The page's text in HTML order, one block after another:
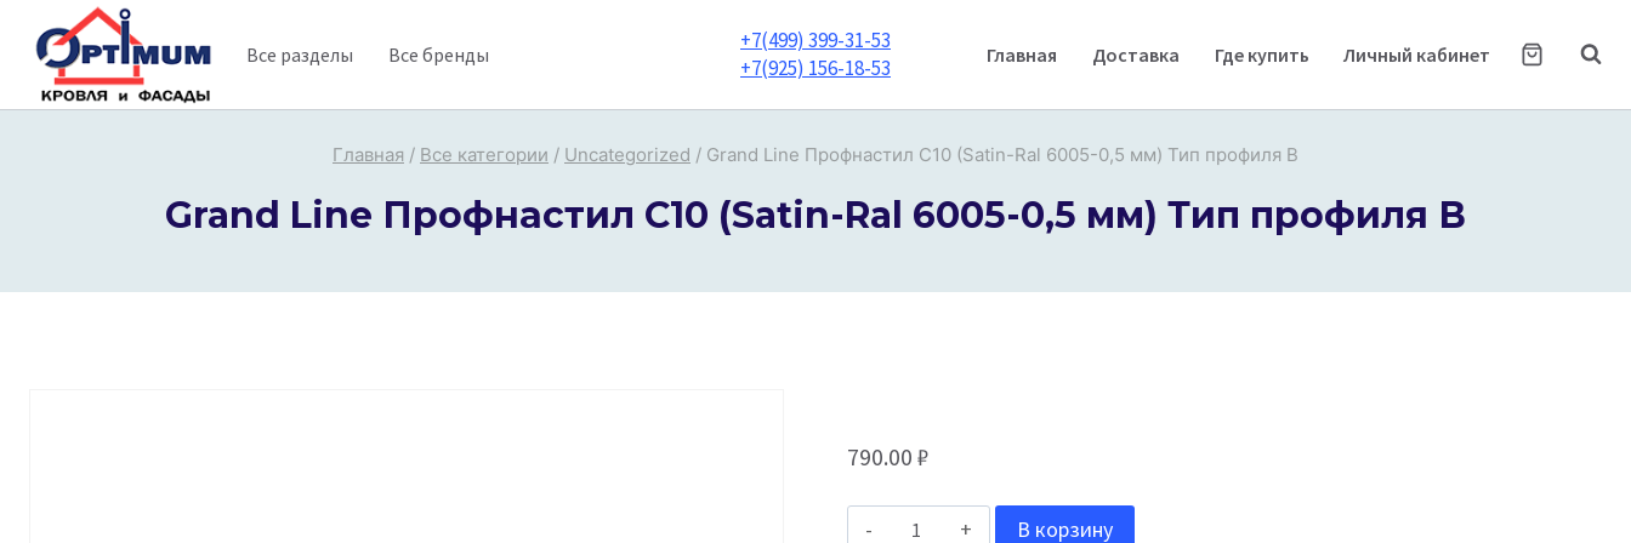
содержимому
Все разделы Все бренды
+7(499) 399-31-53
+7(925) 156-18-53
Главная Доставка Где купить Личный кабинет
Главная / Все категории / Uncategorized / Grand Line Профнастил С10 (Satin-Ral 6005-0,5 мм) Тип профиля В
Grand Line Профнастил С10 (Satin-Ral 6005-0,5 мм) Тип профиля В
790.00 ₽
Количество
В корзину